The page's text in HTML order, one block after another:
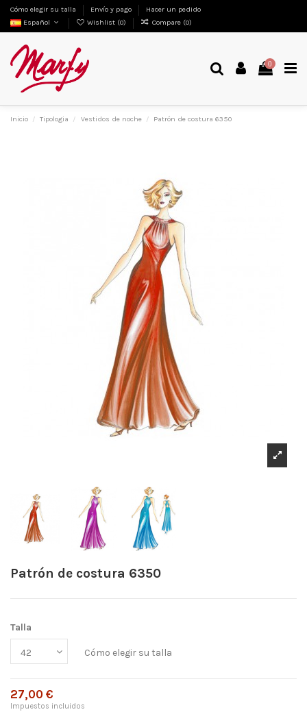
Cómo elegir su talla Envío y pago
Hacer un pedido
Español
Wishlist (0) Compare (0)
0
Inicio Tipologia Vestidos de noche Patrón de costura 6350
Patrón de costura 6350
Talla
Cómo elegir su talla
27,00 €
Impuestos incluidos